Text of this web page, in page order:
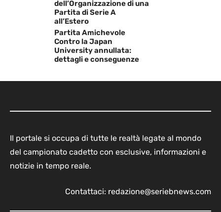
dell’Organizzazione di una
Partita di Serie A
all’Estero
Partita Amichevole
Contro la Japan
University annullata:
dettagli e conseguenze
Il portale si occupa di tutte le realtà legate al mondo
del campionato cadetto con esclusive, informazioni e
notizie in tempo reale.
Contattaci: redazione@seriebnews.com